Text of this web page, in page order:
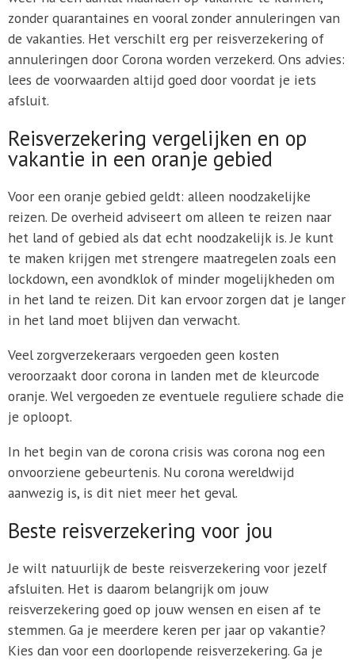
zonder quarantaines en vooral zonder annuleringen van
de vakanties. Het verschilt erg per reisverzekering of
annuleringen door Corona worden verzekerd. Ons advies:
lees de voorwaarden altijd goed door voordat je iets
afsluit.
Reisverzekering vergelijken en op
vakantie in een oranje gebied
Voor een oranje gebied geldt: alleen noodzakelijke
reizen. De overheid adviseert om alleen te reizen naar
het land of gebied als dat echt noodzakelijk is. Je kunt
te maken krijgen met strengere maatregelen zoals een
lockdown, een avondklok of minder mogelijkheden om
in het land te reizen. Dit kan ervoor zorgen dat je langer
in het land moet blijven dan verwacht.
Veel zorgverzekeraars vergoeden geen kosten
veroorzaakt door corona in landen met de kleurcode
oranje. Wel vergoeden ze eventuele reguliere schade die
je oploopt.
In het begin van de corona crisis was corona nog een
onvoorziene gebeurtenis. Nu corona wereldwijd
aanwezig is, is dit niet meer het geval.
Beste reisverzekering voor jou
Je wilt natuurlijk de beste reisverzekering voor jezelf
afsluiten. Het is daarom belangrijk om jouw
reisverzekering goed op jouw wensen en eisen af te
stemmen. Ga je meerdere keren per jaar op vakantie?
Kies dan voor een doorlopende reisverzekering. Ga je